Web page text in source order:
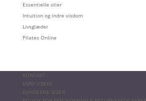
Essentielle olier
Intuition og indre visdom
Livsglæder
Pilates Online
KONTAKT
MØD VIBEKE
KUNDERNE SIGER